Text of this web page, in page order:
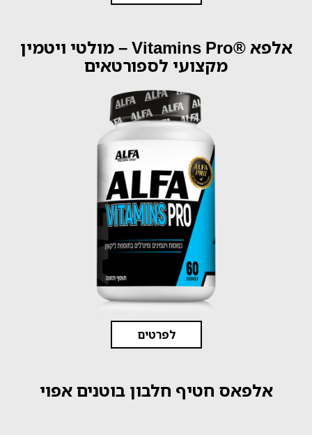
אלפא ®Vitamins Pro – מולטי ויטמין
מקצועי לספורטאים
לפרטים
אלפאס חטיף חלבון בוטנים אפוי